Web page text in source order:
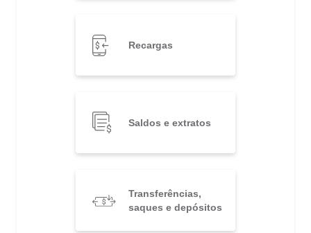
Recargas
Saldos e extratos
Transferências,
saques e depósitos